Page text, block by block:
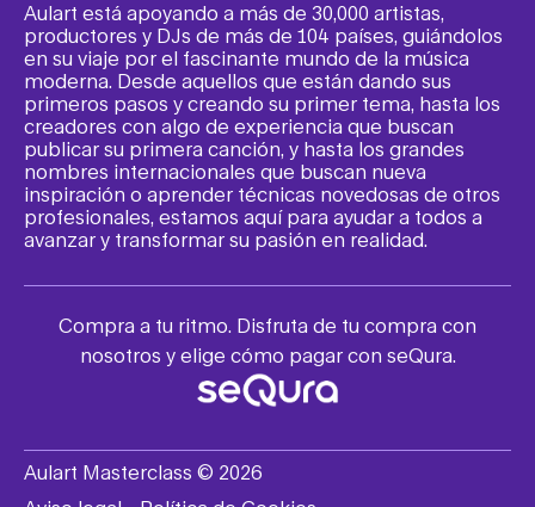
Aulart está apoyando a más de 30,000 artistas,
productores y DJs de más de 104 países, guiándolos
en su viaje por el fascinante mundo de la música
moderna. Desde aquellos que están dando sus
primeros pasos y creando su primer tema, hasta los
creadores con algo de experiencia que buscan
publicar su primera canción, y hasta los grandes
nombres internacionales que buscan nueva
inspiración o aprender técnicas novedosas de otros
profesionales, estamos aquí para ayudar a todos a
avanzar y transformar su pasión en realidad.
Compra a tu ritmo. Disfruta de tu compra con
nosotros y elige cómo pagar con seQura.
Aulart Masterclass © 2026